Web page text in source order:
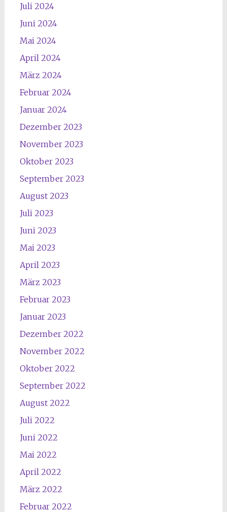
Juli 2024
Juni 2024
Mai 2024
April 2024
März 2024
Februar 2024
Januar 2024
Dezember 2023
November 2023
Oktober 2023
September 2023
August 2023
Juli 2023
Juni 2023
Mai 2023
April 2023
März 2023
Februar 2023
Januar 2023
Dezember 2022
November 2022
Oktober 2022
September 2022
August 2022
Juli 2022
Juni 2022
Mai 2022
April 2022
März 2022
Februar 2022